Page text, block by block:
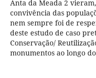
Anta da Meada 2
convivência das
nem sempre foi de
deste estudo de caso
Conservação/
monumentos ao longo